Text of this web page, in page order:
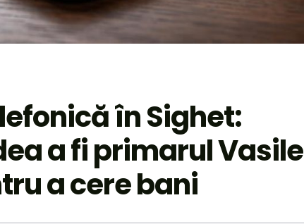
în Sighet:
a fi primarul Vasile
a cere bani